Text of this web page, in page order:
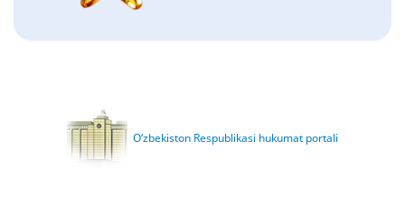
O‘zbekiston Respublikasi hukumat portali